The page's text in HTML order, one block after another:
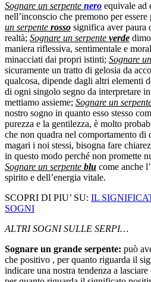
Sognare un serpente nero equivale ad
nell’inconscio che premono per
un serpente rosso significa aver paura
realtà; Sognare un serpente verde
maniera riflessiva, sentimentale e
minacciati dai propri istinti; Sognare
sicuramente un tratto di gelosia da
qualcosa, dipende dagli altri elementi
di ogni singolo segno da interpretare
mettiamo assieme; Sognare un
nostro sogno in quanto esso stesso
purezza e la gentilezza, è molto
che non quadra nel comportamento di
magari i noi stessi, bisogna fare
in questo modo perché non promette
Sognare un serpente blu come anche
spirito e dell’energia vitale.
SCOPRI DI PIU’ SU: IL
SOGNI
ALTRI SOGNI SULLE SERPI…
Sognare un grande serpente: può
che positivo , per quanto riguarda il
indicare una nostra tendenza a